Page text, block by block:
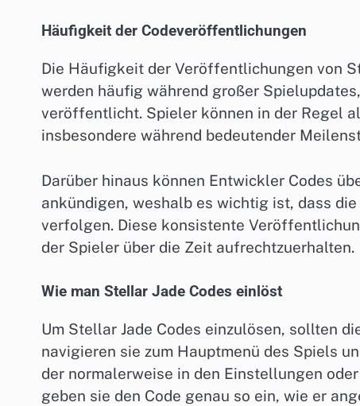
Häufigkeit der Codeveröffentlichungen
Die Häufigkeit der Veröffentlichungen von
werden häufig während großer
veröffentlicht. Spieler können in der Regel
insbesondere während bedeutender
Darüber hinaus können Entwickler Codes
ankündigen, weshalb es wichtig ist, dass
verfolgen. Diese konsistente
der Spieler über die Zeit aufrechtzuerhalten.
Wie man Stellar Jade Codes einlöst
Um Stellar Jade Codes einzulösen, sollten
navigieren sie zum Hauptmenü des Spiels
der normalerweise in den Einstellungen
geben sie den Code genau so ein, wie er